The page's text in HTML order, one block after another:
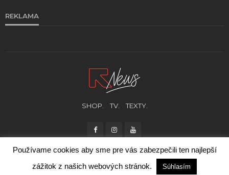
REKLAMA
SHOP. TV. TEXTY.
© RUKA HORE 2021
Používame cookies aby sme pre vás zabezpečili ten najlepší
zážitok z našich webových stránok.
Súhlasím